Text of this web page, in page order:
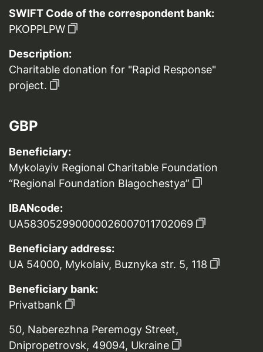
SWIFT Code of the correspondent bank:
PKOPPLPW
Description:
Charitable donation for "Rapid Response"
project.
GBP
Beneficiary:
Mykolayiv Regional Charitable Foundation
“Regional Foundation Blagochestya”
IBANcode:
UA583052990000026007011702069
Beneficiary address:
UA 54000, Mykolaiv, Buznyka str. 5, 118
Beneficiary bank:
Privatbank
50, Naberezhna Peremogy Street,
Dnipropetrovsk, 49094, Ukraine